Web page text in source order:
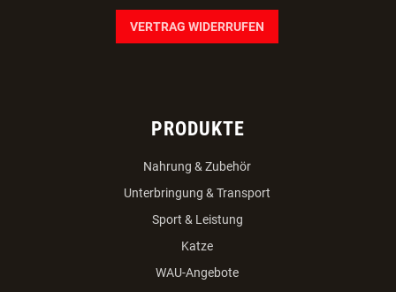
VERTRAG WIDERRUFEN
PRODUKTE
Nahrung & Zubehör
Unterbringung & Transport
Sport & Leistung
Katze
WAU-Angebote